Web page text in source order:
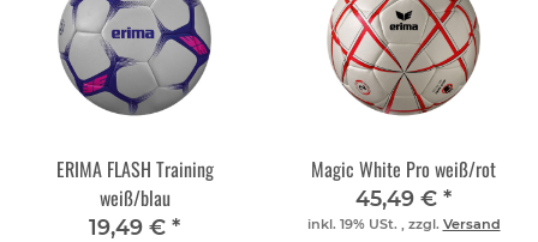
ERIMA FLASH Training
weiß/blau
19,49 € *
Magic White Pro weiß/rot
45,49 € *
inkl. 19% USt. , zzgl. Versand